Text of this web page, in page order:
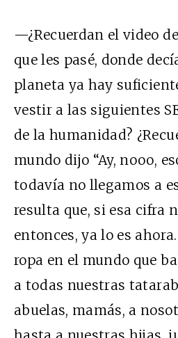
—¿Recuerdan el video
que les pasé, donde
planeta ya hay
vestir a las siguientes
de la humanidad?
mundo dijo “Ay, nooo,
todavía no llegamos a
resulta que, si esa cifra
entonces, ya lo es
ropa en el mundo que
a todas nuestras
abuelas, mamás, a